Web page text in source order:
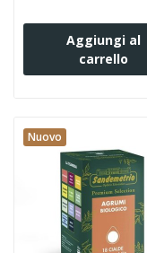
Aggiungi al
carrello
Nuovo